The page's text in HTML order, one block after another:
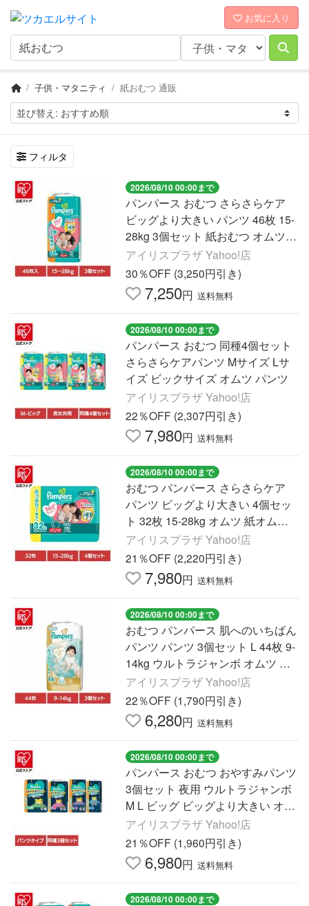
お気に入り
子供・マタニティ 紙おむつ 通販
フィルタ
2026/08/10 00:00まで
パンパース おむつ さらさらケア
ビッグより大きい パンツ 46枚 15-
28kg 3個セット 紙おむつ オムツ
立体ギャザー 超特大パック メガジ
ャンボ P&G
アイリスプラザ Yahoo!店
30％OFF (3,250円引き)
7,250円 送料無料
2026/08/10 00:00まで
パンパース おむつ 同種4個セット
さらさらケアパンツ Mサイズ Lサ
イズ ビックサイズ オムツ パンツ
アイリスプラザ Yahoo!店
22％OFF (2,307円引き)
7,980円 送料無料
2026/08/10 00:00まで
おむつ パンパース さらさらケア
パンツ ビッグより大きい 4個セッ
ト 32枚 15-28kg オムツ 紙オムツ
立体ギャザー 特大パック ウルトラ
ジャンボ P&G
アイリスプラザ Yahoo!店
21％OFF (2,220円引き)
7,980円 送料無料
2026/08/10 00:00まで
おむつ パンパース 肌へのいちばん
パンツ パンツ 3個セット L 44枚 9-
14kg ウルトラジャンボ オムツ 紙
オムツ P&G
アイリスプラザ Yahoo!店
22％OFF (1,790円引き)
6,280円 送料無料
2026/08/10 00:00まで
パンパース おむつ おやすみパンツ
3個セット 夜用 ウルトラジャンボ
M L ビッグ ビッグより大きい オム
ツ 紙オムツ 紙パンツ P&G
アイリスプラザ Yahoo!店
21％OFF (1,960円引き)
6,980円 送料無料
2026/08/10 00:00まで